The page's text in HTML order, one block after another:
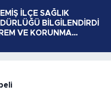
İLÇE SAĞLIK
BİLGİLENDİRDİ
VE KORUNMA